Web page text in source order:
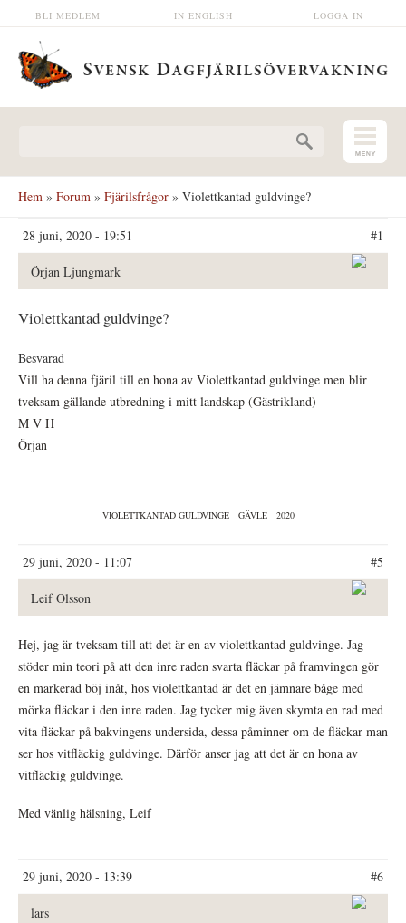
Hoppa till huvudinnehåll LOGGA IN
IN ENGLISH
BLI MEDLEM
Hem » Forum » Fjärilsfrågor » Violettkantad guldvinge?
28 juni, 2020 - 19:51 #1
Örjan Ljungmark
Violettkantad guldvinge?
Besvarad
Vill ha denna fjäril till en hona av Violettkantad guldvinge men blir
tveksam gällande utbredning i mitt landskap (Gästrikland)
M V H
Örjan
VIOLETTKANTAD GULDVINGE GÄVLE 2020
29 juni, 2020 - 11:07 #5
Leif Olsson
Hej, jag är tveksam till att det är en av violettkantad guldvinge. Jag
stöder min teori på att den inre raden svarta fläckar på framvingen gör
en markerad böj inåt, hos violettkantad är det en jämnare båge med
mörka fläckar i den inre raden. Jag tycker mig även skymta en rad med
vita fläckar på bakvingens undersida, dessa påminner om de fläckar man
ser hos vitfläckig guldvinge. Därför anser jag att det är en hona av
vitfläckig guldvinge.
Med vänlig hälsning, Leif
29 juni, 2020 - 13:39 #6
lars